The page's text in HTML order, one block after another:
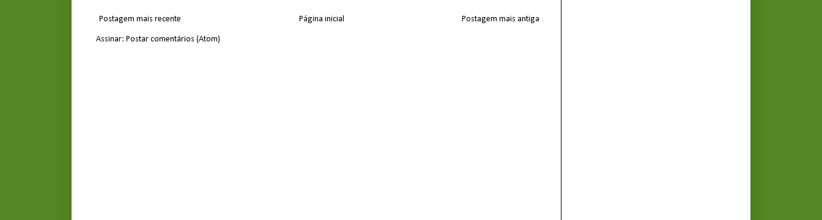
Postagem mais recente Postagem mais antiga
Página inicial
Assinar: Postar comentários (Atom)